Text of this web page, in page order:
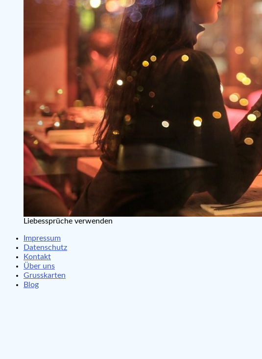
Liebessprüche verwenden
Impressum
Datenschutz
Kontakt
Über uns
Grusskarten
Blog